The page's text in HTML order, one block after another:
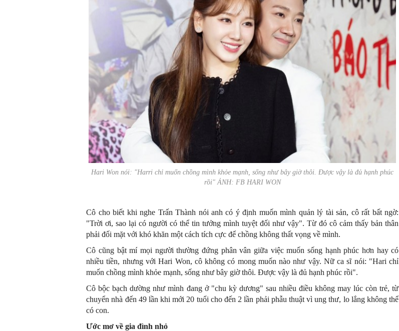
Hari Won nói: "Harri chỉ muốn chồng mình khỏe mạnh, sống như bây giờ thôi. Được vậy là đủ hạnh phúc
rồi" ẢNH: FB HARI WON
Cô cho biết khi nghe Trấn Thành nói anh có ý định muốn mình quản lý tài sản, cô rất bất ngờ:
"Trời ơi, sao lại có người có thể tin tưởng mình tuyệt đối như vậy". Từ đó cô cảm thấy bản thân
phải đối mặt với khó khăn một cách tích cực để chồng không thất vọng về mình.
Cô cũng bật mí mọi người thường đứng phân vân giữa việc muốn sống hạnh phúc hơn hay có
nhiều tiền, nhưng với Hari Won, cô không có mong muốn nào như vậy. Nữ ca sĩ nói: "Hari chỉ
muốn chồng mình khỏe mạnh, sống như bây giờ thôi. Được vậy là đủ hạnh phúc rồi".
Cô bộc bạch dường như mình đang ở "chu kỳ dương" sau nhiều điều không may lúc còn trẻ, từ
chuyển nhà đến 49 lần khi mới 20 tuổi cho đến 2 lần phải phẫu thuật vì ung thư, lo lắng không thể
có con.
Ước mơ về gia đình nhỏ